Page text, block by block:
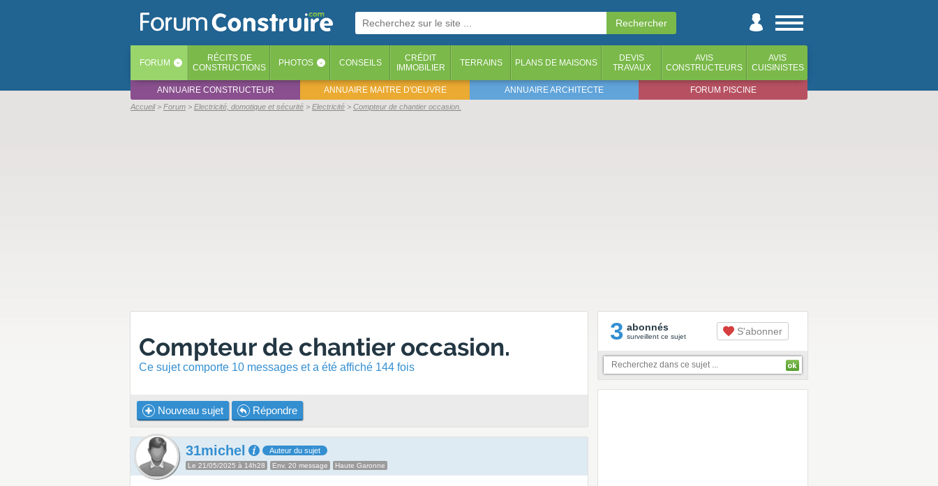
FORUM ‹ RÉCITS DE
CONSTRUCTIONS
PHOTOS ‹ CONSEILS
CRÉDIT
IMMOBILIER
TERRAINS PLANS DE MAISONS
DEVIS
TRAVAUX
AVIS
CONSTRUCTEURS
AVIS
CUISINISTES
ANNUAIRE CONSTRUCTEUR ANNUAIRE MAITRE D'OEUVRE ANNUAIRE ARCHITECTE FORUM PISCINE
Accueil Forum Electricité, domotique et sécurité Electricité Compteur de chantier occasion.
Compteur de chantier occasion.
Ce sujet comporte 10 messages et a été affiché 144 fois
Nouveau sujet Répondre
31michel Auteur du sujet
Le 21/05/2025 à 14h28 Env. 20 message Haute Garonne
3 abonnés
surveillent ce sujet S'abonner